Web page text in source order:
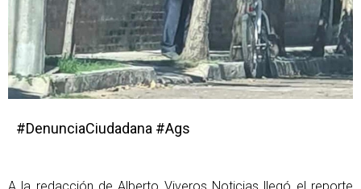
#DenunciaCiudadana #Ags